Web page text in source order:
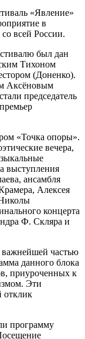
«Явление»
в
всей России.
был дан
Тихоном
(Доненко).
Аксёновым
председатель
«Точка опоры».
вечера,
выступления
ансамбля
Алексея
концерта
Ф. Скляра и
важнейшей частью
данного блока
приуроченных к
Эти
отклик
программу